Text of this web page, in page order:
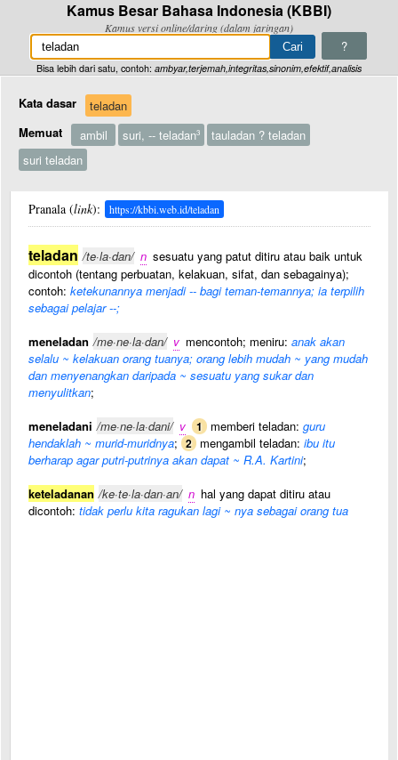
Kamus Besar Bahasa Indonesia (KBBI)
Kamus versi online/daring (dalam jaringan)
?
Bisa lebih dari satu, contoh: ambyar,terjemah,integritas,sinonim,efektif,analisis
Kata dasar
teladan
Memuat
ambil suri, -- teladan3
tauladan ? teladan
suri teladan
Pranala (link): https://kbbi.web.id/teladan
teladan /te·la·dan/ n sesuatu yang patut ditiru atau baik untuk
dicontoh (tentang perbuatan, kelakuan, sifat, dan sebagainya);
contoh: ketekunannya menjadi -- bagi teman-temannya; ia terpilih
sebagai pelajar --;
meneladan /me·ne·la·dan/ v mencontoh; meniru: anak akan
selalu ~ kelakuan orang tuanya; orang lebih mudah ~ yang mudah
dan menyenangkan daripada ~ sesuatu yang sukar dan
menyulitkan;
meneladani /me·ne·la·dani/ v 1 memberi teladan: guru
hendaklah ~ murid-muridnya; 2 mengambil teladan: ibu itu
berharap agar putri-putrinya akan dapat ~ R.A. Kartini;
keteladanan /ke·te·la·dan·an/ n hal yang dapat ditiru atau
dicontoh: tidak perlu kita ragukan lagi ~ nya sebagai orang tua